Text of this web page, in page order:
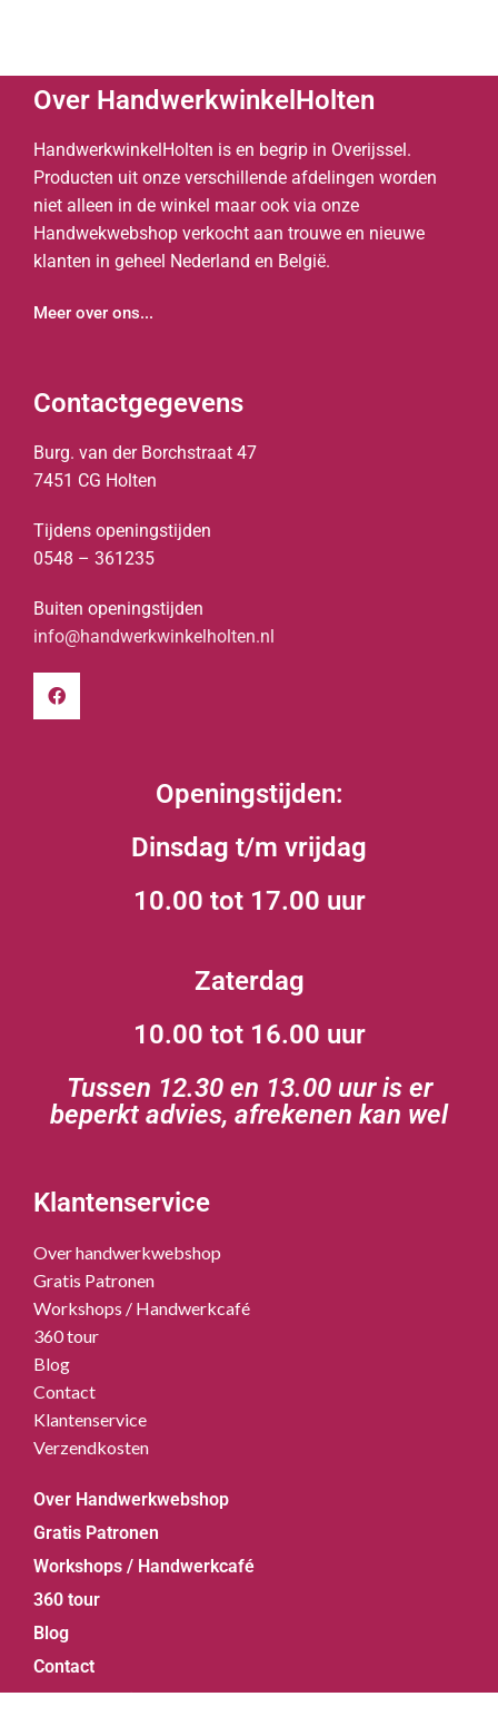
Over HandwerkwinkelHolten
HandwerkwinkelHolten is en begrip in Overijssel.
Producten uit onze verschillende afdelingen worden
niet alleen in de winkel maar ook via onze
Handwekwebshop verkocht aan trouwe en nieuwe
klanten in geheel Nederland en België.
Meer over ons...
Contactgegevens
Burg. van der Borchstraat 47
7451 CG Holten
Tijdens openingstijden
0548 – 361235
Buiten openingstijden
info@handwerkwinkelholten.nl
Openingstijden:
Dinsdag t/m vrijdag
10.00 tot 17.00 uur
Zaterdag
10.00 tot 16.00 uur
Tussen 12.30 en 13.00 uur is er
beperkt advies, afrekenen kan wel
Klantenservice
Over handwerkwebshop
Gratis Patronen
Workshops / Handwerkcafé
360 tour
Blog
Contact
Klantenservice
Verzendkosten
Over Handwerkwebshop
Gratis Patronen
Workshops / Handwerkcafé
360 tour
Blog
Contact
Klantenservice